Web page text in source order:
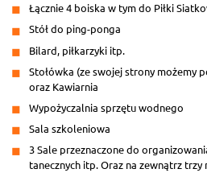
Łącznie 4 boiska w tym do Piłki
Stół do ping-ponga
Bilard, piłkarzyki itp.
Stołówka (ze swojej strony możemy
oraz Kawiarnia
Wypożyczalnia sprzętu wodnego
Sala szkoleniowa
3 Sale przeznaczone do
tanecznych itp. Oraz na zewnątrz trzy